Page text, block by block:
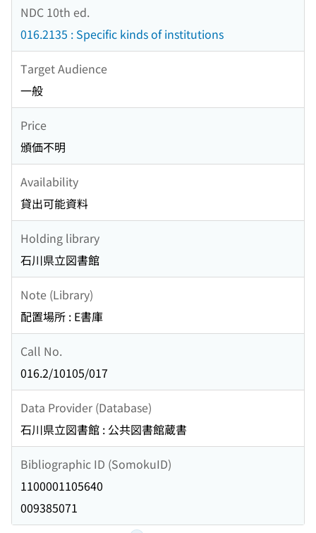
NDC 10th ed.
016.2135 : Specific kinds of institutions
Target Audience
一般
Price
頒価不明
Availability
貸出可能資料
Holding library
石川県立図書館
Note (Library)
配置場所 : E書庫
Call No.
016.2/10105/017
Data Provider (Database)
石川県立図書館 : 公共図書館蔵書
Bibliographic ID (SomokuID)
1100001105640
009385071